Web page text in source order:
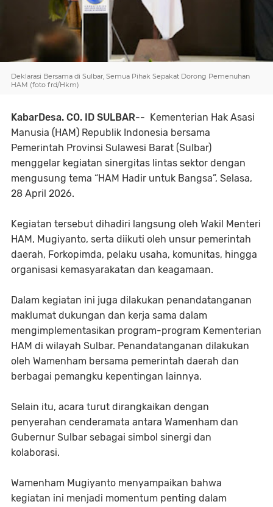
Deklarasi Bersama di Sulbar, Semua Pihak Sepakat Dorong Pemenuhan
HAM (foto frd/Hkm)
KabarDesa. CO. ID SULBAR-- Kementerian Hak Asasi
Manusia (HAM) Republik Indonesia bersama
Pemerintah Provinsi Sulawesi Barat (Sulbar)
menggelar kegiatan sinergitas lintas sektor dengan
mengusung tema “HAM Hadir untuk Bangsa”, Selasa,
28 April 2026.
Kegiatan tersebut dihadiri langsung oleh Wakil Menteri
HAM, Mugiyanto, serta diikuti oleh unsur pemerintah
daerah, Forkopimda, pelaku usaha, komunitas, hingga
organisasi kemasyarakatan dan keagamaan.
Dalam kegiatan ini juga dilakukan penandatanganan
maklumat dukungan dan kerja sama dalam
mengimplementasikan program-program Kementerian
HAM di wilayah Sulbar. Penandatanganan dilakukan
oleh Wamenham bersama pemerintah daerah dan
berbagai pemangku kepentingan lainnya.
Selain itu, acara turut dirangkaikan dengan
penyerahan cenderamata antara Wamenham dan
Gubernur Sulbar sebagai simbol sinergi dan
kolaborasi.
Wamenham Mugiyanto menyampaikan bahwa
kegiatan ini menjadi momentum penting dalam